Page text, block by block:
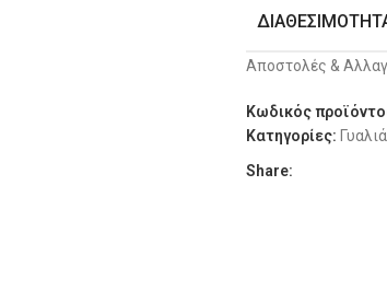
Αποστολές &
Κωδικός
Κατηγορίες:
Share: